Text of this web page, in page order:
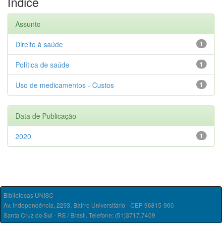
Assunto
1
Direito à saúde
1
Política de saúde
1
Uso de medicamentos - Custos
Data de Publicação
1
2020
Bibliotecas UNISC
Av. Independência, 2293, Bairro Universitário - CEP 96815-900
Santa Cruz do Sul - RS / Brasil. Telefone: (51)3717.7409